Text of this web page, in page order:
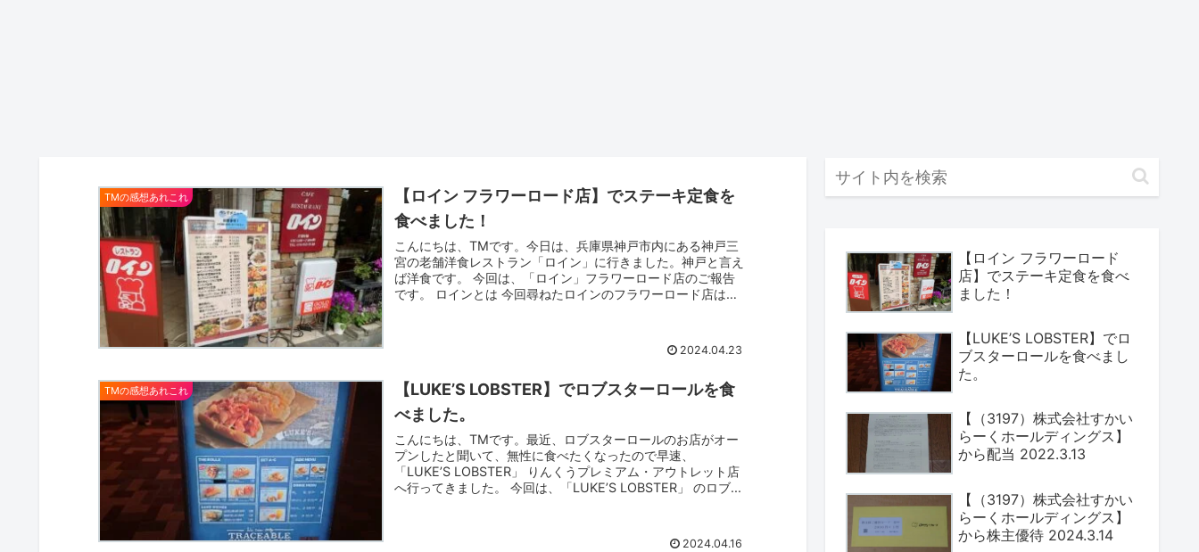
TMの感想あれこれ
【ロイン フラワーロード店】でステーキ定食を
食べました！
こんにちは、TMです。今日は、兵庫県神戸市内にある神戸三
宮の老舗洋食レストラン「ロイン」に行きました。神戸と言え
ば洋食です。 今回は、「ロイン」フラワーロード店のご報告
です。 ロインとは 今回尋ねたロインのフラワーロード店は、
2024.04.23
TMの感想あれこれ
【LUKE’S LOBSTER】でロブスターロールを食
べました。
こんにちは、TMです。最近、ロブスターロールのお店がオー
プンしたと聞いて、無性に食べたくなったので早速、
「LUKE’S LOBSTER」 りんくうプレミアム・アウトレット店
へ行ってきました。 今回は、「LUKE’S LOBSTER」 のロブ...
2024.04.16
【ロイン フラワーロード
店】でステーキ定食を食べ
ました！
【LUKE’S LOBSTER】でロ
ブスターロールを食べまし
た。
【（3197）株式会社すかい
らーくホールディングス】
から配当 2022.3.13
【（3197）株式会社すかい
らーくホールディングス】
から株主優待 2024.3.14